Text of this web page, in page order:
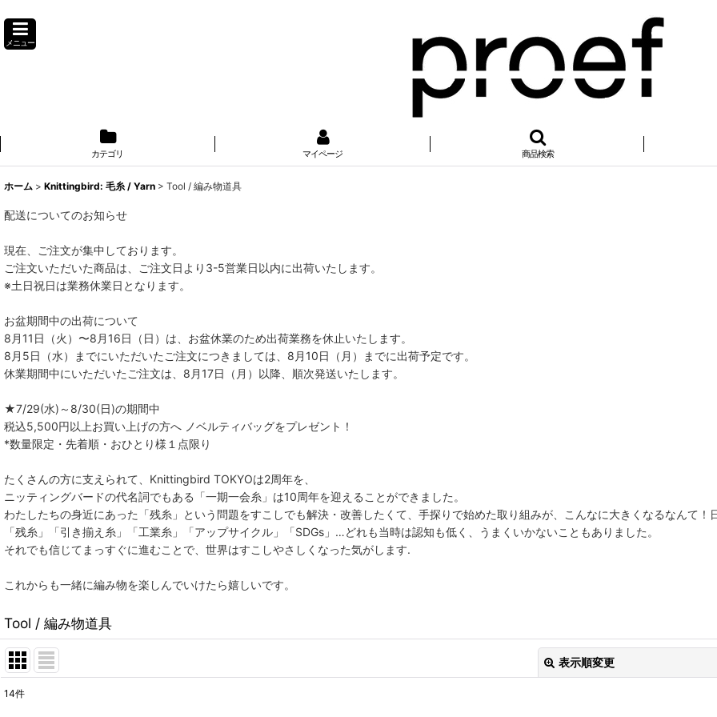
メニュー
カテゴリ マイページ 商品検索
ホーム > Knittingbird: 毛糸 / Yarn > Tool / 編み物道具
配送についてのお知らせ
現在、ご注文が集中しております。
ご注文いただいた商品は、ご注文日より3-5営業日以内に出荷いたします。
※土日祝日は業務休業日となります。
お盆期間中の出荷について
8月11日（火）〜8月16日（日）は、お盆休業のため出荷業務を休止いたします。
8月5日（水）までにいただいたご注文につきましては、8月10日（月）までに出荷予定です。
休業期間中にいただいたご注文は、8月17日（月）以降、順次発送いたします。
★7/29(水)～8/30(日)の期間中
税込5,500円以上お買い上げの方へ ノベルティバッグをプレゼント！
*数量限定・先着順・おひとり様１点限り
たくさんの方に支えられて、Knittingbird TOKYOは2周年を、
ニッティングバードの代名詞でもある「一期一会糸」は10周年を迎えることができました。
わたしたちの身近にあった「残糸」という問題をすこしでも解決・改善したくて、手探りで始めた取り組みが、こんなに大きくなるなんて！
「残糸」「引き揃え糸」「工業糸」「アップサイクル」「SDGs」…どれも当時は認知も低く、うまくいかないこともありました。
それでも信じてまっすぐに進むことで、世界はすこしやさしくなった気がします.
これからも一緒に編み物を楽しんでいけたら嬉しいです。
Tool / 編み物道具
表示順変更
14件